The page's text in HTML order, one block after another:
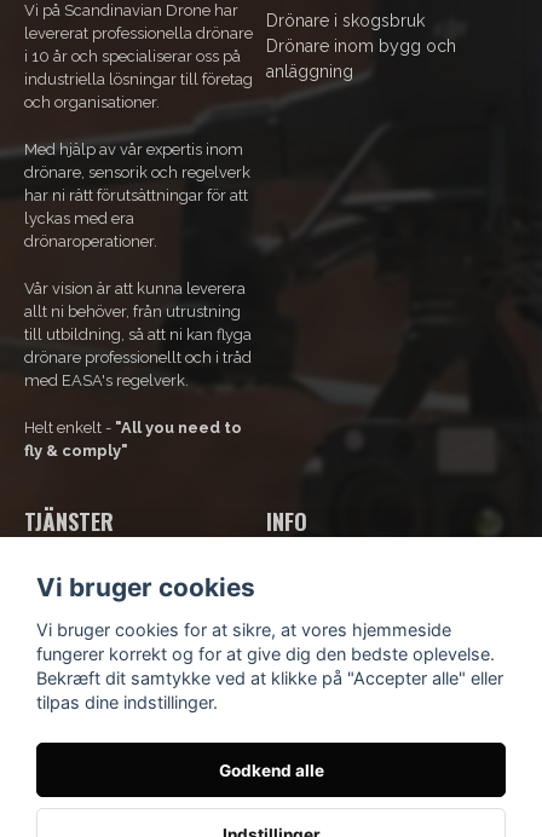
Vi på Scandinavian Drone har
levererat professionella drönare
i 10 år och specialiserar oss på
industriella lösningar till företag
och organisationer.
Med hjälp av vår expertis inom
drönare, sensorik och regelverk
har ni rätt förutsättningar för att
lyckas med era
drönaroperationer.
Vår vision är att kunna leverera
allt ni behöver, från utrustning
till utbildning, så att ni kan flyga
drönare professionellt och i tråd
med EASA's regelverk.
Helt enkelt - "All you need to
fly & comply"
Drönare i skogsbruk
Drönare inom bygg och
anläggning
TJÄNSTER
Bliv rammeaftalekunde
Lej en drone
INFO
Købsbetingelser
Fortrolighedspolitik
Blog
© Scandinavian Drone- Idévägen 9, 312 62 Mellbystrand,
Sverige
Vi bruger cookies
Vi bruger cookies for at sikre, at vores hjemmeside
fungerer korrekt og for at give dig den bedste oplevelse.
Bekræft dit samtykke ved at klikke på "Accepter alle" eller
tilpas dine indstillinger.
Godkend alle